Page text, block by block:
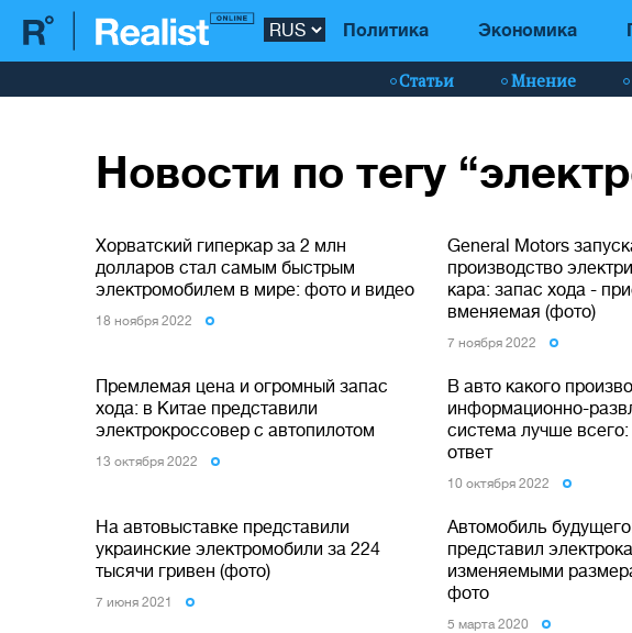
Политика Экономика
Статьи Мнение
Новости по тегу
Хорватский гиперкар за 2 млн
долларов стал самым быстрым
электромобилем в мире: фото и видео
18 ноября 2022
General Motors
производство
кара: запас хода -
вменяемая (фото)
7 ноября 2022
Премлемая цена и огромный запас
хода: в Китае представили
электрокроссовер с автопилотом
13 октября 2022
В авто какого
информационно-
система лучше
ответ
10 октября 2022
На автовыставке представили
украинские электромобили за 224
тысячи гривен (фото)
7 июня 2021
Автомобиль
представил
изменяемыми
фото
5 марта 2020